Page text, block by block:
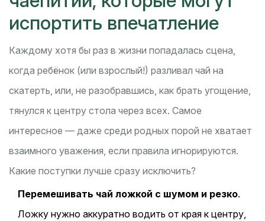
испортить впечатление
Каждому хотя бы раз в жизни попадалась сцена,
когда ребёнок (или взрослый!) разливал чай на
скатерть, или, не разобравшись, как брать угощение,
тянулся к центру стола через всех. Самое
интересное — даже среди родных порой не хватает
взаимного уважения, если правила игнорируются.
Какие поступки лучше сразу исключить?
Перемешивать чай ложкой с шумом и резко.
Ложку нужно аккуратно водить от края к центру,